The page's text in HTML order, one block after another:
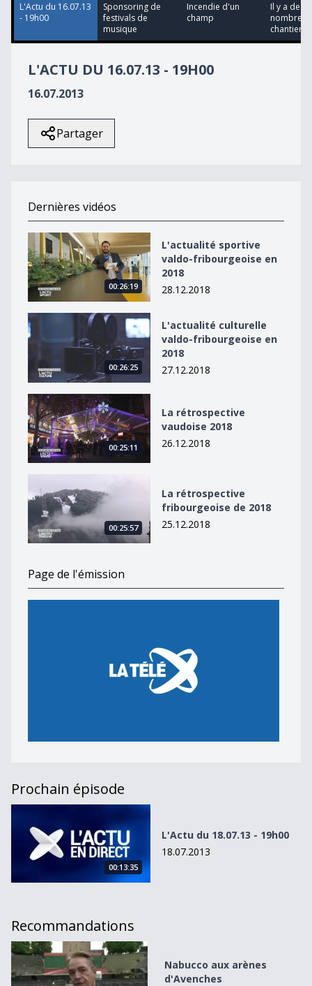
L'Actu du 16.07.13
- 19h00
Sponsoring de
festivals de
musique
Incendie d'un
champ
Il y a de
nombreux
chantiers
L'ACTU DU 16.07.13 - 19H00
16.07.2013
Partager
Dernières vidéos
L&#039;actualité sportive valdo-fribourgeoise en 2018
00:26:19
L'actualité sportive
valdo-fribourgeoise en
2018
28.12.2018
L&#039;actualité culturelle valdo-fribourgeoise en
00:26:25
L'actualité culturelle
valdo-fribourgeoise en
2018
27.12.2018
La rétrospective vaudoise 2018
00:25:11
La rétrospective
vaudoise 2018
26.12.2018
00:25:57
La rétrospective
fribourgeoise de 2018
25.12.2018
Page de l'émission
Prochain épisode
L&#039;Actu du 18.07.13 - 19h00
00:13:35
L'Actu du 18.07.13 - 19h00
18.07.2013
Recommandations
Nabucco aux arènes d&#039;Avenches
Nabucco aux arènes
d'Avenches